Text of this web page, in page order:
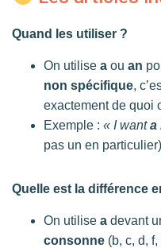
Quand les utiliser ?
On utilise a ou an
non spécifique,
exactement de quoi
Exemple : « I wanta
pas un en
Quelle est la différence
On utilise a devant
consonne (b, c, d, f,